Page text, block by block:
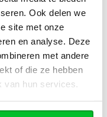
Ook delen we
site met onze
en analyse. Deze
met andere
of die ze hebben
van hun services.
hybride
van een